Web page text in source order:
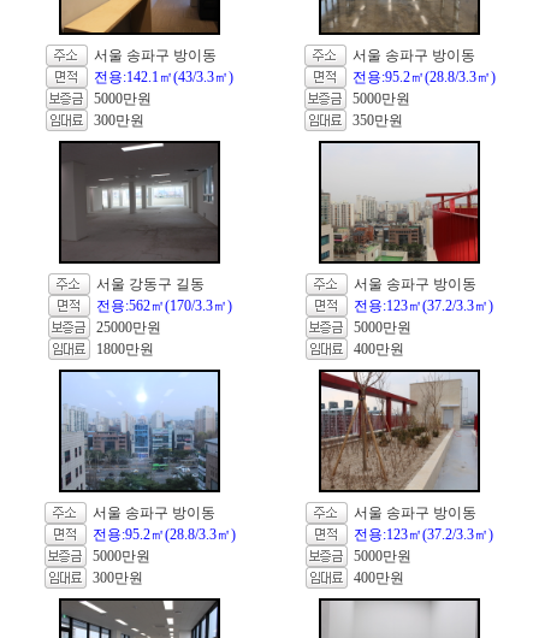
서울 송파구 방이동
전용:142.1㎡(43/3.3㎡)
5000만원
300만원
서울 송파구 방이동
전용:95.2㎡(28.8/3.3㎡)
5000만원
350만원
서울 강동구 길동
전용:562㎡(170/3.3㎡)
25000만원
1800만원
서울 송파구 방이동
전용:123㎡(37.2/3.3㎡)
5000만원
400만원
서울 송파구 방이동
전용:95.2㎡(28.8/3.3㎡)
5000만원
300만원
서울 송파구 방이동
전용:123㎡(37.2/3.3㎡)
5000만원
400만원